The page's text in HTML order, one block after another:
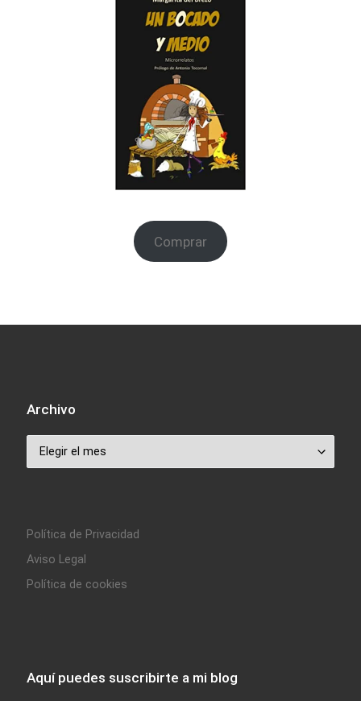
Comprar
Archivo
Archivo
Política de Privacidad
Aviso Legal
Política de cookies
Aquí puedes suscribirte a mi blog